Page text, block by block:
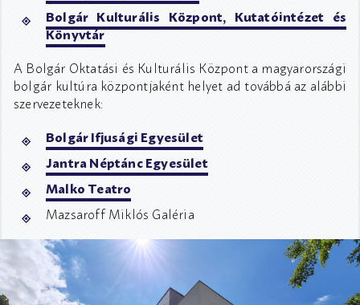
Bolgár Kulturális Központ, Kutatóintézet és
Könyvtár
A Bolgár Oktatási és Kulturális Központ a magyarországi
bolgár kultúra központjaként helyet ad továbbá az alábbi
szervezeteknek:
Bolgár Ifjusági Egyesület
Jantra Néptánc Egyesület
Malko Teatro
Mazsaroff Miklós Galéria